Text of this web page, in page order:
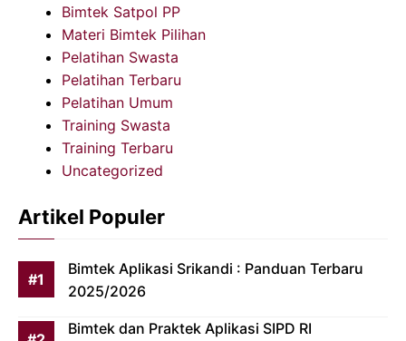
Bimtek Satpol PP
Materi Bimtek Pilihan
Pelatihan Swasta
Pelatihan Terbaru
Pelatihan Umum
Training Swasta
Training Terbaru
Uncategorized
Artikel Populer
Bimtek Aplikasi Srikandi : Panduan Terbaru
2025/2026
Bimtek dan Praktek Aplikasi SIPD RI